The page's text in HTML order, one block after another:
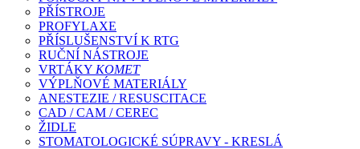
PŘÍSTROJE
PROFYLAXE
PŘÍSLUŠENSTVÍ K RTG
RUČNÍ NÁSTROJE
VRTÁKY KOMET
VÝPLŇOVÉ MATERIÁLY
ANESTEZIE / RESUSCITACE
CAD / CAM / CEREC
ŽIDLE
STOMATOLOGICKÉ SÚPRAVY - KRESLÁ